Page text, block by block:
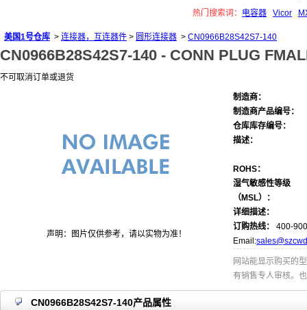
热门搜索词： 电容器 Vicor
美国1号仓库 > 连接器，互连器件 > 圆形连接器 > CN0966B28S42S7-140
CN0966B28S42S7-140 - CONN PLUG
不可取消订单或退货
声明：图片仅供参考，请以实物为准！
制造商：
制造商产品编号：
仓库库存编号：
描述：
ROHS：
湿气敏感性等级
（MSL）：
详细描述：
订购热线：
400-
Email:
网站能显示购买的
有销售专人审核。
CN0966B28S42S7-140产品属性